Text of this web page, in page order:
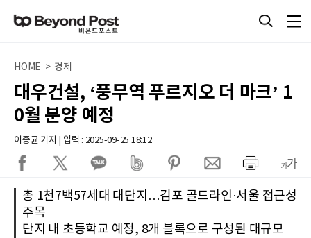
HOME > 경제
대우건설, ‘풍무역 푸르지오 더 마크’ 1
0월 분양 예정
이종균 기자 | 입력 : 2025-09-25 18:12
총 1천7백57세대 대단지…김포 골드라인·서울 접근성
주목
단지 내 초등학교 예정, 8개 블록으로 구성된 대규모